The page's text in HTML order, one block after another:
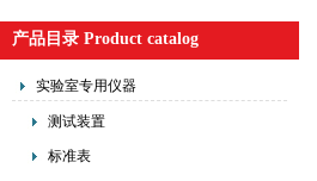
产品目录 Product catalog
实验室专用仪器
测试装置
标准表